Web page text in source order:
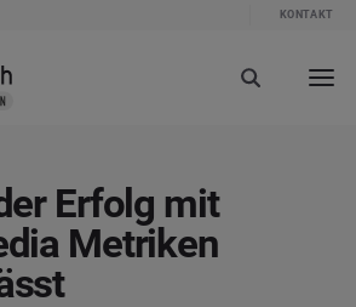
KONTAKT
Erfolg mit
Metriken